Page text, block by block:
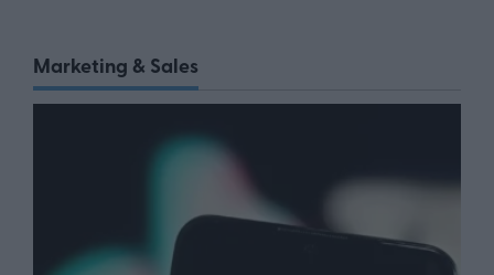
Marketing & Sales